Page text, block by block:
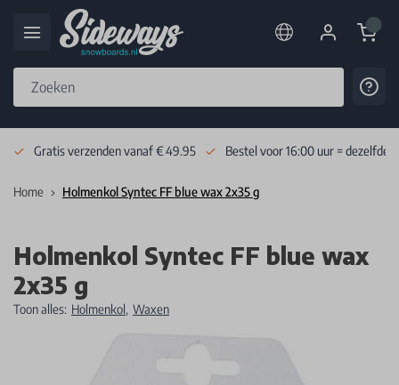
Cart
Gratis verzenden vanaf € 49.95 Bestel voor 16:00 uur = dezelfde
Home Holmenkol Syntec FF blue wax 2x35 g
Holmenkol Syntec FF blue wax
2x35 g
Toon alles: Holmenkol, Waxen